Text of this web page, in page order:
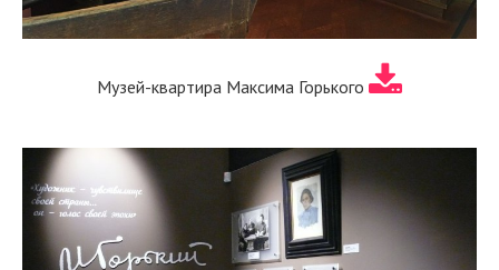
Музей-квартира Максима Горького